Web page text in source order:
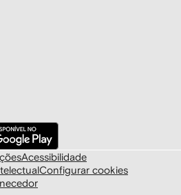
Acessibilidade
Configurar cookies